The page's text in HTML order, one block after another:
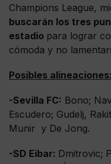
Champions League,
buscarán los tres
estadio para lograr
cómoda y no
Posibles alineaciones:
-Sevilla FC: Bono;
Escudero; Gudelj,
Munir y De Jong.
-SD Eibar: Dmitrovic;